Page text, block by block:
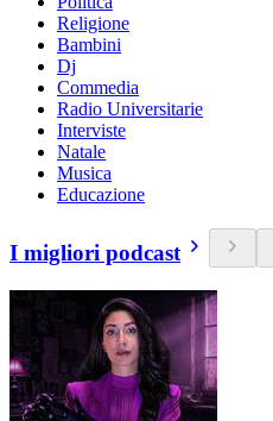
Religione
Bambini
Dj
Commedia
Radio Universitarie
Interviste
Natale
Musica
Educazione
I migliori podcast